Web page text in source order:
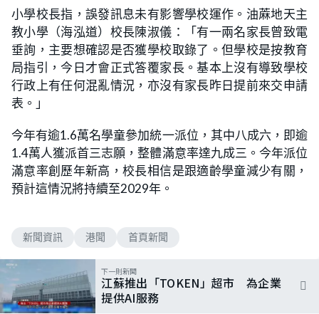
小學校長指，誤發訊息未有影響學校運作。油蔴地天主
教小學（海泓道）校長陳淑儀：「有一兩名家長曾致電
垂詢，主要想確認是否獲學校取錄了。但學校是按教育
局指引，今日才會正式答覆家長。基本上沒有導致學校
行政上有任何混亂情況，亦沒有家長昨日提前來交申請
表。」
今年有逾1.6萬名學童參加統一派位，其中八成六，即逾
1.4萬人獲派首三志願，整體滿意率達九成三。今年派位
滿意率創歷年新高，校長相信是跟適齡學童減少有關，
預計這情況將持續至2029年。
新聞資訊 港聞 首頁新聞
下一則新聞
江蘇推出「TOKEN」超市 為企業
提供AI服務